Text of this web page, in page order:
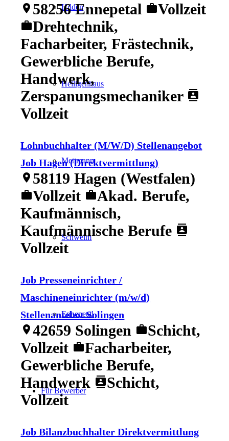
Hilden
Heiligenhaus
Mettmann
Schwelm
Ennepetal
Für Bewerber
location_on 58256 Ennepetal workVollzeit
workDrehtechnik,
Facharbeiter, Frästechnik,
Gewerbliche Berufe,
Handwerk,
Zerspanungsmechaniker contacts
Vollzeit
Lohnbuchhalter (M/W/D) Stellenangebot
Job Hagen (Direktvermittlung)
location_on 58119 Hagen (Westfalen)
workVollzeit workAkad. Berufe,
Kaufmännisch,
Kaufmännische Berufe contacts
Vollzeit
Job Presseneinrichter /
Maschineneinrichter (m/w/d)
Stellenantebot Solingen
location_on42659 Solingen workSchicht,
Vollzeit workFacharbeiter,
Gewerbliche Berufe,
Handwerk contactsSchicht,
Vollzeit
Job Bilanzbuchhalter Direktvermittlung